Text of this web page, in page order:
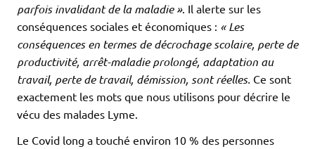
parfois invalidant de la maladie ». Il alerte sur les
conséquences sociales et économiques : « Les
conséquences en termes de décrochage scolaire, perte de
productivité, arrêt-maladie prolongé, adaptation au
travail, perte de travail, démission, sont réelles. Ce sont
exactement les mots que nous utilisons pour décrire le
vécu des malades Lyme.
Le Covid long a touché environ 10 % des personnes